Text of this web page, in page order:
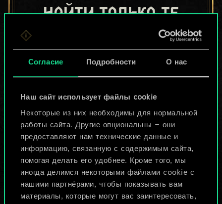
Согласие Подробности О нас
Наш сайт использует файлы cookie
Некоторые из них необходимы для нормальной
работы сайта. Другие опциональны — они
предоставляют нам технические данные и
информацию, связанную с содержимым сайта,
помогая делать его удобнее. Кроме того, мы
иногда делимся некоторыми файлами cookie с
нашими партнёрами, чтобы показывать вам
материалы, которые могут вас заинтересовать,
найти только те
колоды, которыми
поделились другие
игроки.
Но их может быть
больше!
Назвать колоду и описать её
Изменить колоду